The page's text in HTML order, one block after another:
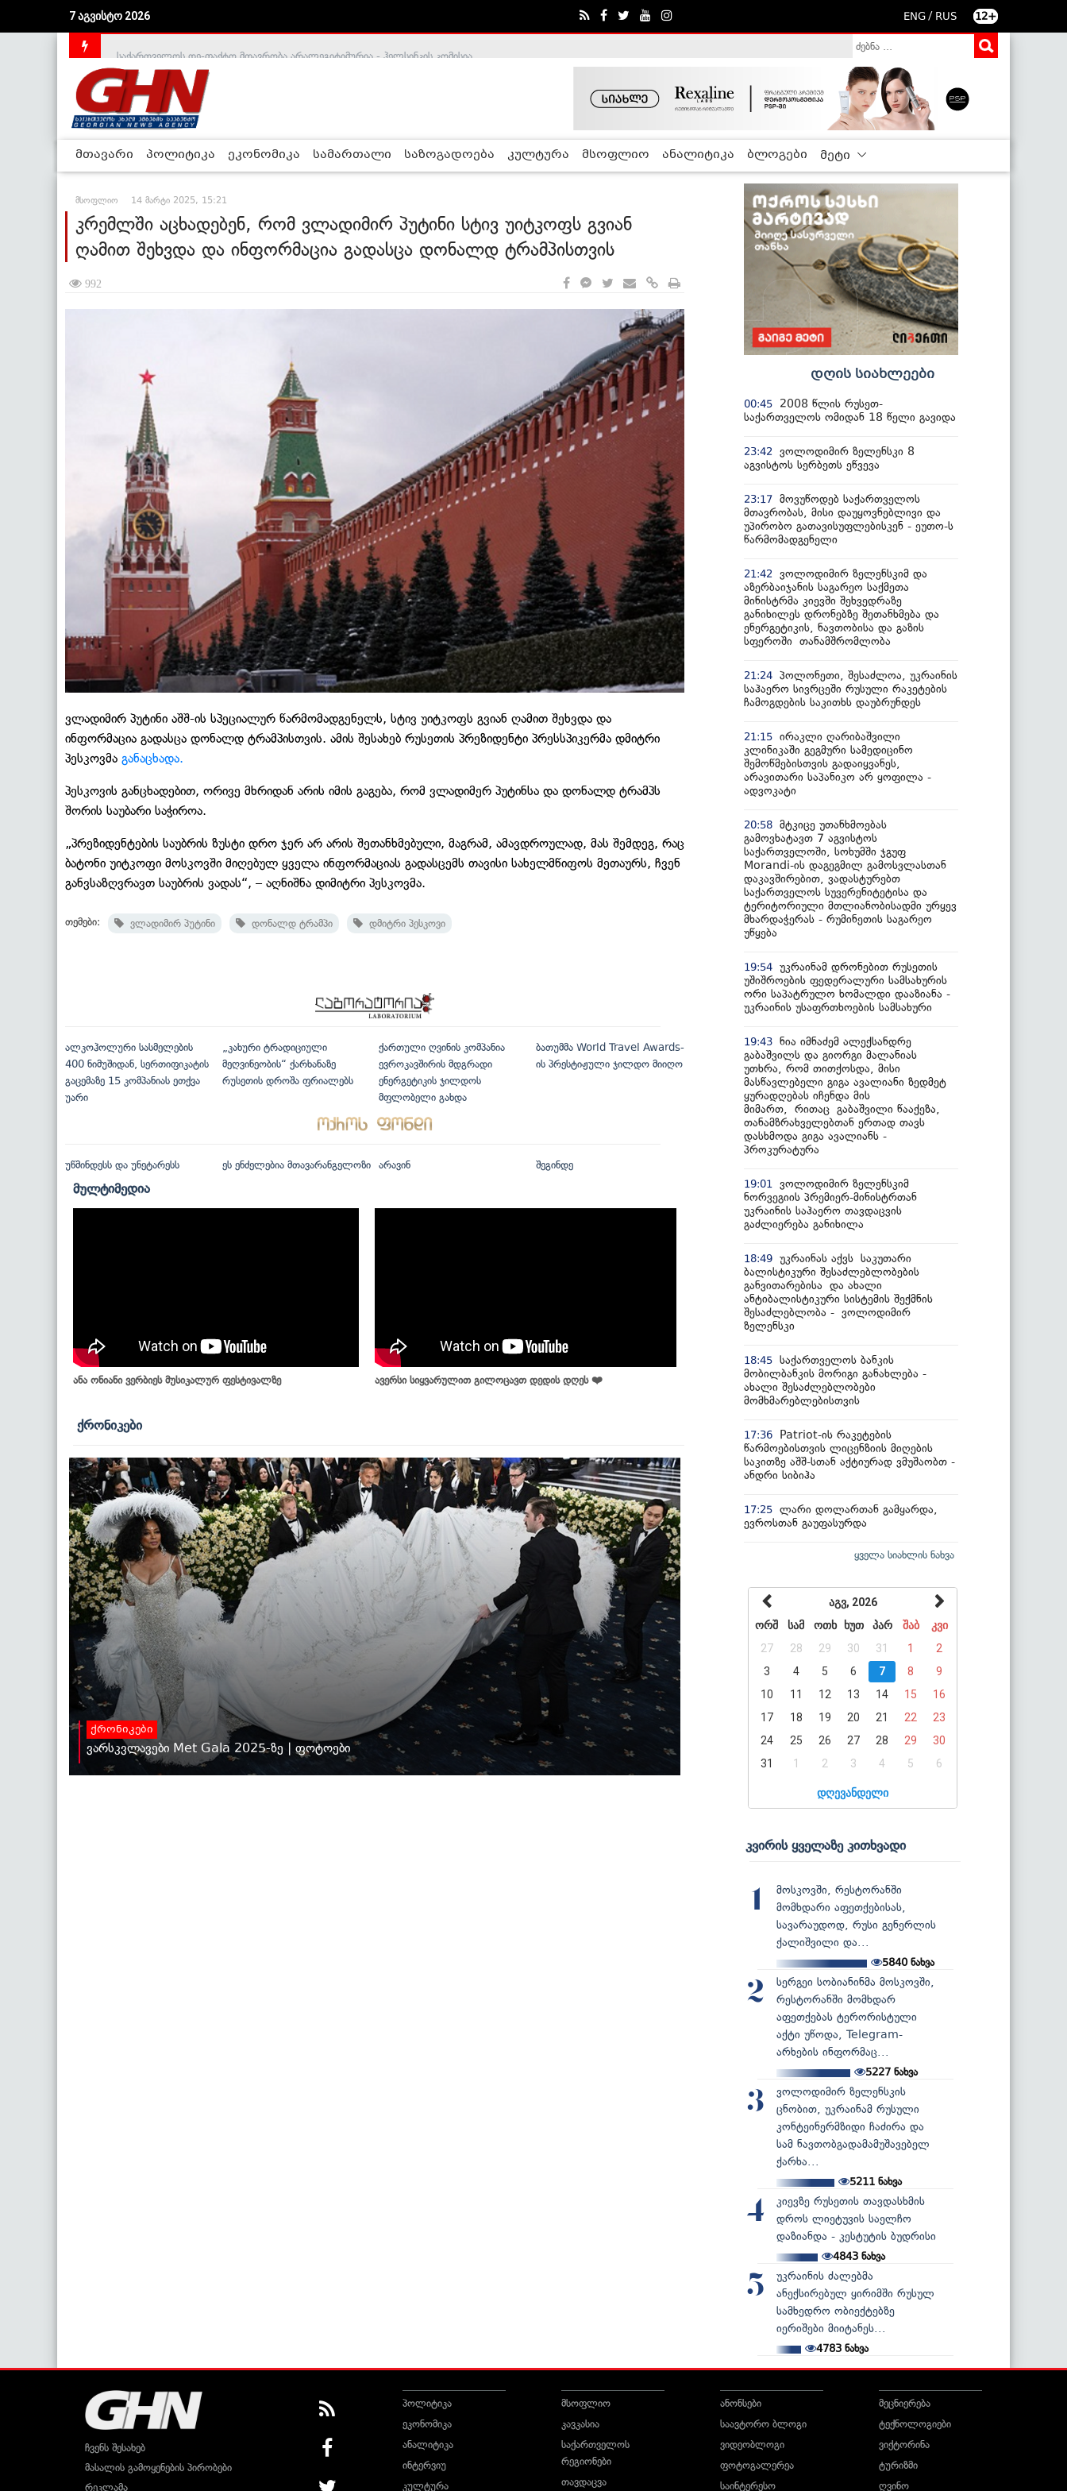
7 აგვისტო 2026 ENG / RUS 12+
მთავარი პოლიტიკა ეკონომიკა სამართალი საზოგადოება კულტურა მსოფლიო ანალიტიკა ბლოგები მეტი
მსოფლიო 14 მარტი 2025, 15:21
კრემლში აცხადებენ, რომ ვლადიმირ პუტინი სტივ უიტკოფს გვიან
ღამით შეხვდა და ინფორმაცია გადასცა დონალდ ტრამპისთვის
992
ვლადიმირ პუტინი აშშ-ის სპეციალურ წარმომადგენელს, სტივ უიტკოფს გვიან ღამით შეხვდა და
ინფორმაცია გადასცა დონალდ ტრამპისთვის. ამის შესახებ რუსეთის პრეზიდენტი პრესსპიკერმა დმიტრი
პესკოვმა განაცხადა.
პესკოვის განცხადებით, ორივე მხრიდან არის იმის გაგება, რომ ვლადიმერ პუტინსა და დონალდ ტრამპს
შორის საუბარი საჭიროა.
„პრეზიდენტების საუბრის ზუსტი დრო ჯერ არ არის შეთანხმებული, მაგრამ, ამავდროულად, მას შემდეგ, რაც
ბატონი უიტკოფი მოსკოვში მიღებულ ყველა ინფორმაციას გადასცემს თავისი სახელმწიფოს მეთაურს, ჩვენ
განვსაზღვრავთ საუბრის ვადას“, – აღნიშნა დიმიტრი პესკოვმა.
თემები: ვლადიმირ პუტინი დონალდ ტრამპი დმიტრი პესკოვი
ალკოჰოლური სასმელების
400 ნიმუშიდან, სერთიფიკატის
გაცემაზე 15 კომპანიას ეთქვა
უარი
„კახური ტრადიციული
მეღვინეობის“ ქარხანაზე
რუსეთის დროშა ფრიალებს
ქართული ღვინის კომპანია
ევროკავშირის მდგრადი
ენერგეტიკის ჯილდოს
მფლობელი გახდა
ბათუმმა World Travel Awards-
ის პრესტიჟული ჯილდო მიიღო
უწმინდესს და უნეტარესს ეს ენძელებია მთავარანგელოზი არავინ შეგინდე
მულტიმედია
ანა ონიანი ვერბიეს მუსიკალურ ფესტივალზე ავერსი სიყვარულით გილოცავთ დედის დღეს ❤️
ქრონიკები
ქრონიკები
ვარსკვლავები Met Gala 2025-ზე | ფოტოები
დღის სიახლეები
00:45
2008 წლის რუსეთ-
საქართველოს ომიდან 18 წელი გავიდა
23:42
ვოლოდიმირ ზელენსკი 8
აგვისტოს სერბეთს ეწვევა
23:17 მოვუწოდებ საქართველოს
მთავრობას, მისი დაუყოვნებლივი და
უპირობო გათავისუფლებისკენ - ეუთო-ს
წარმომადგენელი
21:42
ვოლოდიმირ ზელენსკიმ და
აზერბაიჯანის საგარეო საქმეთა
მინისტრმა კიევში შეხვედრაზე
განიხილეს დრონებზე შეთანხმება და
ენერგეტიკის, ნავთობისა და გაზის
სფეროში თანამშრომლობა
21:24 პოლონეთი, შესაძლოა, უკრაინის
საჰაერო სივრცეში რუსული რაკეტების
ჩამოგდების საკითხს დაუბრუნდეს
21:15 ირაკლი ღარიბაშვილი
კლინიკაში გეგმური სამედიცინო
შემოწმებისთვის გადაიყვანეს,
არავითარი საპანიკო არ ყოფილა -
ადვოკატი
20:58 მტკიცე უთანხმოებას
გამოვხატავთ 7 აგვისტოს
საქართველოში, სოხუმში ჯგუფ
Morandi-ის დაგეგმილ გამოსვლასთან
დაკავშირებით, ვადასტურებთ
საქართველოს სუვერენიტეტისა და
ტერიტორიული მთლიანობისადმი ურყევ
მხარდაჭერას - რუმინეთის საგარეო
უწყება
19:54 უკრაინამ დრონებით რუსეთის
უშიშროების ფედერალური სამსახურის
ორი საპატრულო ხომალდი დააზიანა -
უკრაინის უსაფრთხოების სამსახური
19:43 ნია იმნაძემ ალექსანდრე
გაბაშვილს და გიორგი მალანიას
უთხრა, რომ თითქოსდა, მისი
მასწავლებელი გიგა ავალიანი ზედმეტ
ყურადღებას იჩენდა მის
მიმართ, რითაც გაბაშვილი წააქეზა,
თანამზრახველებთან ერთად თავს
დასხმოდა გიგა ავალიანს -
პროკურატურა
19:01
ვოლოდიმირ ზელენსკიმ
ნორვეგიის პრემიერ-მინისტრთან
უკრაინის საჰაერო თავდაცვის
გაძლიერება განიხილა
18:49 უკრაინას აქვს საკუთარი
ბალისტიკური შესაძლებლობების
განვითარებისა და ახალი
ანტიბალისტიკური სისტემის შექმნის
შესაძლებლობა - ვოლოდიმირ
ზელენსკი
18:45 საქართველოს ბანკის
მობილბანკის მორიგი განახლება -
ახალი შესაძლებლობები
მომხმარებლებისთვის
17:36
Patriot-ის რაკეტების
წარმოებისთვის ლიცენზიის მიღების
საკითზე აშშ-სთან აქტიურად ვმუშაობთ -
ანდრი სიბიჰა
17:25 ლარი დოლართან გამყარდა,
ევროსთან გაუფასურდა
ყველა სიახლის ნახვა
აგვ, 2026
ორშ
სამ ოთხ ხუთ პარ შაბ
კვი
27
28 29 30 31 1
2
3
4 5 6 7 8
9
10
11 12 13 14 15
16
17
18 19 20 21 22
23
24
25 26 27 28 29
30
31
1 2 3 4 5 6
დღევანდელი
კვირის ყველაზე კითხვადი
1
მოსკოვში, რესტორანში
მომხდარი აფეთქებისას,
სავარაუდოდ, რუსი გენერლის
ქალიშვილი და...
5840ნახვა
2
სერგეი სობიანინმა მოსკოვში,
რესტორანში მომხდარ
აფეთქებას ტერორისტული
აქტი უწოდა, Telegram-
არხების ინფორმაც...
5227 ნახვა
3
ვოლოდიმირ ზელენსკის
ცნობით, უკრაინამ რუსული
კონტეინერმზიდი ჩაძირა და
სამ ნავთობგადამამუშავებელ
ქარხა...
5211ნახვა
4
კიევზე რუსეთის თავდასხმის
დროს ლიეტუვის საელჩო
დაზიანდა - კესტუტის ბუდრისი
4843ნახვა
5
უკრაინის ძალებმა
ანექსირებულ ყირიმში რუსულ
სამხედრო ობიექტებზე
იერიშები მიიტანეს...
4783 ნახვა
ჩვენს შესახებ
მასალის გამოყენების პირობები
რეკლამა
პოლიტიკა
ეკონომიკა
ანალიტიკა
ინტერვიუ
კულტურა
მსოფლიო
კავკასია
საქართველოს
რეგიონები
თავდაცვა
ანონსები
საავტორო ბლოგი
ვიდეობლოგი
ფოტოგალერეა
საინტერესო
მეცნიერება
ტექნოლოგიები
ვიქტორინა
ტურიზმი
ღვინო